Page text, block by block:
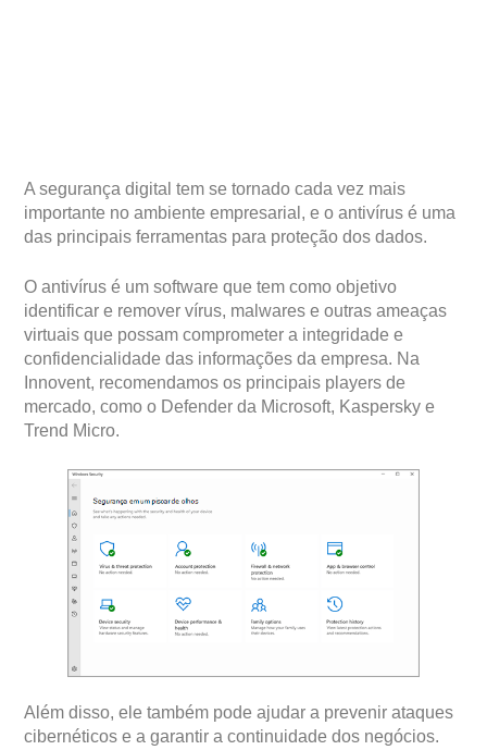
A segurança digital tem se tornado cada vez mais
importante no ambiente empresarial, e o antivírus é uma
das principais ferramentas para proteção dos dados.
O antivírus é um software que tem como objetivo
identificar e remover vírus, malwares e outras ameaças
virtuais que possam comprometer a integridade e
confidencialidade das informações da empresa. Na
Innovent, recomendamos os principais players de
mercado, como o Defender da Microsoft, Kaspersky e
Trend Micro.
Além disso, ele também pode ajudar a prevenir ataques
cibernéticos e a garantir a continuidade dos negócios.